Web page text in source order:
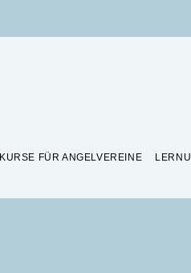
KURSE FÜR ANGELVEREINE